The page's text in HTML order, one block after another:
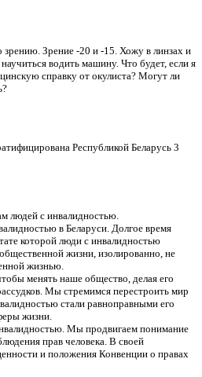
зрению. Зрение -20 и -15. Хожу в линзах и
водить машину. Что будет, если я
справку от окулиста? Могут ли
Республикой Беларусь 3
людей с инвалидностью.
в Беларуси. Долгое время
которой люди с инвалидностью
жизни, изолированно, не
жизнью.
менять наше общество, делая его
Мы стремимся перестроить мир
стали равноправными его
жизни.
Мы продвигаем понимание
прав человека. В своей
и положения Конвенции о правах